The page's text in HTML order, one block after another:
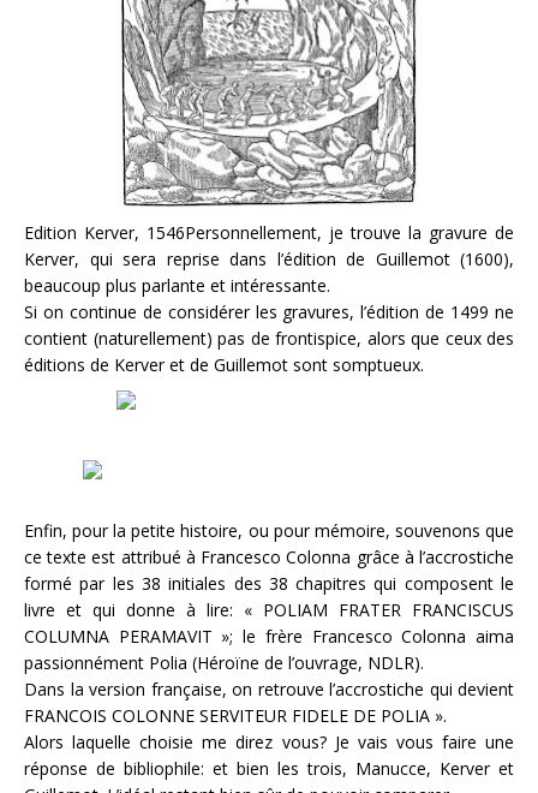
Edition Kerver, 1546Personnellement, je trouve la gravure de
Kerver, qui sera reprise dans l’édition de Guillemot (1600),
beaucoup plus parlante et intéressante.
Si on continue de considérer les gravures, l’édition de 1499 ne
contient (naturellement) pas de frontispice, alors que ceux des
éditions de Kerver et de Guillemot sont somptueux.
Enfin, pour la petite histoire, ou pour mémoire, souvenons que
ce texte est attribué à Francesco Colonna grâce à l’accrostiche
formé par les 38 initiales des 38 chapitres qui composent le
livre et qui donne à lire: « POLIAM FRATER FRANCISCUS
COLUMNA PERAMAVIT »; le frère Francesco Colonna aima
passionnément Polia (Héroïne de l’ouvrage, NDLR).
Dans la version française, on retrouve l’accrostiche qui devient
FRANCOIS COLONNE SERVITEUR FIDELE DE POLIA ».
Alors laquelle choisie me direz vous? Je vais vous faire une
réponse de bibliophile: et bien les trois, Manucce, Kerver et